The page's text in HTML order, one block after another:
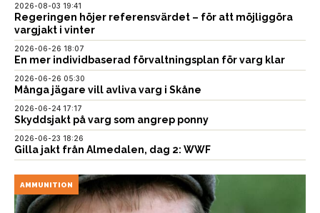
2026-08-03 19:41
Regeringen höjer referensvärdet – för att möjliggöra
vargjakt i vinter
2026-06-26 18:07
En mer individbaserad förvaltningsplan för varg klar
2026-06-26 05:30
Många jägare vill avliva varg i Skåne
2026-06-24 17:17
Skyddsjakt på varg som angrep ponny
2026-06-23 18:26
Gilla jakt från Almedalen, dag 2: WWF
AMMUNITION